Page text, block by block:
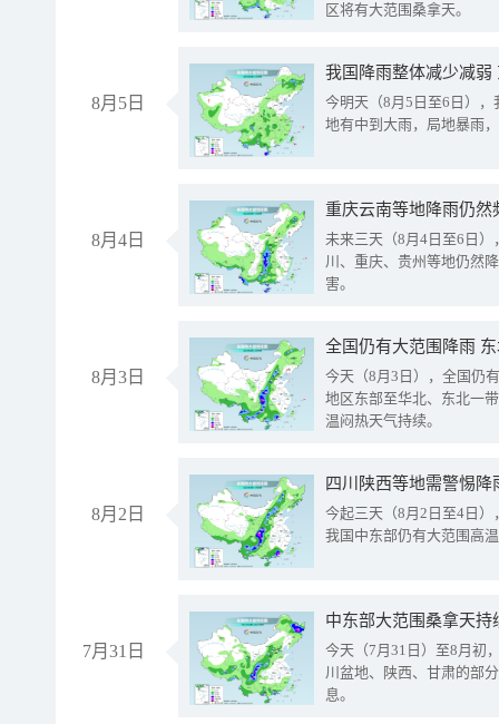
区将有大范围桑拿天。
8月5日
我国降雨整体减少减弱
今明天（8月5日至6日）
地有中到大雨，局地暴雨
8月4日
重庆云南等地降雨仍然
未来三天（8月4日至6日
川、重庆、贵州等地仍然
害。
8月3日
全国仍有大范围降雨
今天（8月3日），全国仍
地区东部至华北、东北一
温闷热天气持续。
8月2日
今起三天（8月2日至4日
我国中东部仍有大范围高
7月31日
中东部大范围桑拿天
今天（7月31日）至8月初
川盆地、陕西、甘肃的部
息。